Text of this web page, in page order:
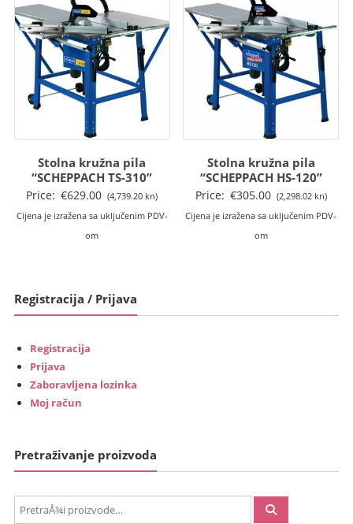
kn).
Stolna kružna pila
“SCHEPPACH TS-310”
Price: €629.00 (4,739.20 kn)
Cijena je izražena sa uključenim PDV-
om
Stolna kružna pila
“SCHEPPACH HS-120”
Price: €305.00 (2,298.02 kn)
Cijena je izražena sa uključenim PDV-
om
Registracija / Prijava
Registracija
Prijava
Zaboravljena lozinka
Moj račun
Pretraživanje proizvoda
PretraÅ¾i: